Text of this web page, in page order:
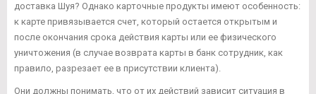
доставка Шуя? Однако карточные продукты имеют особенность:
к карте привязывается счет, который остается открытым и
после окончания срока действия карты или ее физического
уничтожения (в случае возврата карты в банк сотрудник, как
правило, разрезает ее в присутствии клиента).
Они должны понимать, что от их действий зависит ситуация в